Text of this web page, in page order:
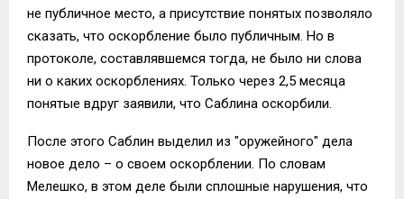
не публичное место, а присутствие понятых позволяло
сказать, что оскорбление было публичным. Но в
протоколе, составлявшемся тогда, не было ни слова
ни о каких оскорблениях. Только через 2,5 месяца
понятые вдруг заявили, что Саблина оскорбили.
После этого Саблин выделил из "оружейного" дела
новое дело – о своем оскорблении. По словам
Мелешко, в этом деле были сплошные нарушения, что